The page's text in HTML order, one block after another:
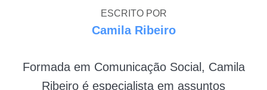
ESCRITO POR
Camila Ribeiro
Formada em Comunicação Social, Camila
Ribeiro é especialista em assuntos